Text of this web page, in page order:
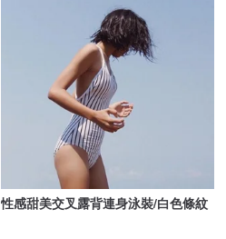
性感甜美交叉露背連身泳裝/白色條紋